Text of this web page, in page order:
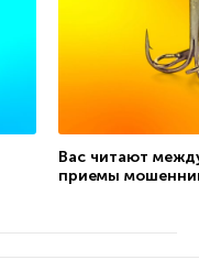
Вас читают
приемы